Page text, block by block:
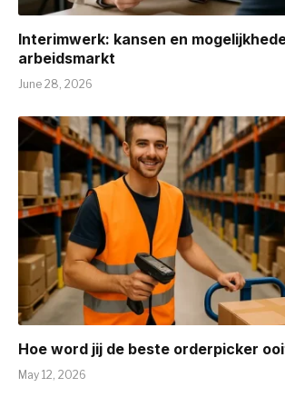
Interimwerk: kansen en
arbeidsmarkt
June 28, 2026
Hoe word jij de beste orderpicker
May 12, 2026